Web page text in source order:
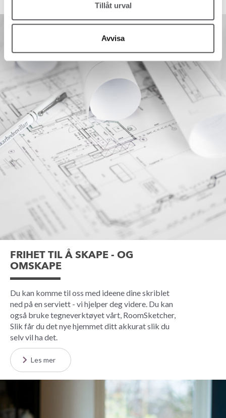
Tillåt urval
Avvisa
FRIHET TIL Å SKAPE - OG
OMSKAPE
Du kan komme til oss med ideene dine skriblet
ned på en serviett - vi hjelper deg videre. Du kan
også bruke tegneverktøyet vårt, RoomSketcher,
Slik får du det nye hjemmet ditt akkurat slik du
selv vil ha det.
Les mer